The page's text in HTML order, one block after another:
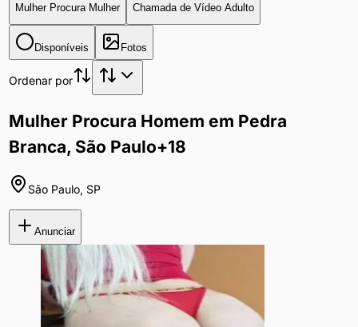
Mulher Procura Mulher Chamada de Vídeo Adulto
Disponíveis Fotos
Ordenar por
Mulher Procura Homem em Pedra
Branca, São Paulo+18
São Paulo, SP
Anunciar